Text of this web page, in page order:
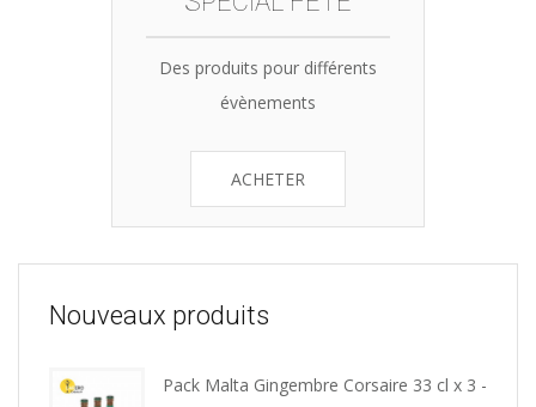
Des produits pour différents
évènements
ACHETER
Nouveaux produits
Pack Malta Gingembre Corsaire 33 cl x 3 -